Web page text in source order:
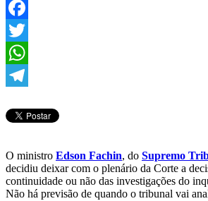
Facebook
Twitter
WhatsApp
O ministro Edson Fachin, do Supremo
decidiu deixar com o plenário da Corte a
continuidade ou não das investigações do
Não há previsão de quando o tribunal vai